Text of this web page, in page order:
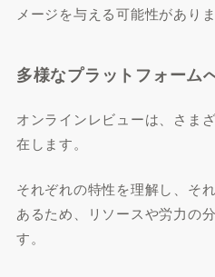
メージを与える可能性がありま
多様なプラットフォーム
オンラインレビューは、さま
在します。
それぞれの特性を理解し、そ
あるため、リソースや労力の
す。